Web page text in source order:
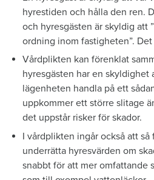
hyrestiden och hålla den ren.
och hyresgästen är skyldig att
ordning inom fastigheten”.
Vårdplikten kan förenklat
hyresgästen har en skyldighet
lägenheten handla på ett
uppkommer ett större slitage
det uppstår risker för skador.
I vårdplikten ingår också att
underrätta hyresvärden om
snabbt för att mer omfattande